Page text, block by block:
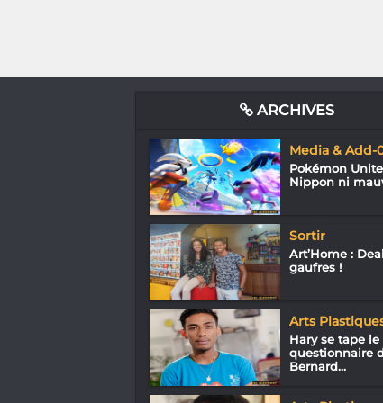
ARCHIVES
Media & Add-
Pokémon
Nippon ni
Sortir
Art’Home :
gaufres !
Arts
Hary se tape le
questionnaire
Bernard...